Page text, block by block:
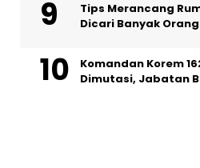
Tips Merancang
Dicari Banyak Orang
Komandan Korem
Dimutasi, Jabatan